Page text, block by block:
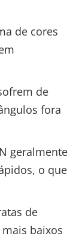
de cores
de
fora
geralmente
o que
de
baixos